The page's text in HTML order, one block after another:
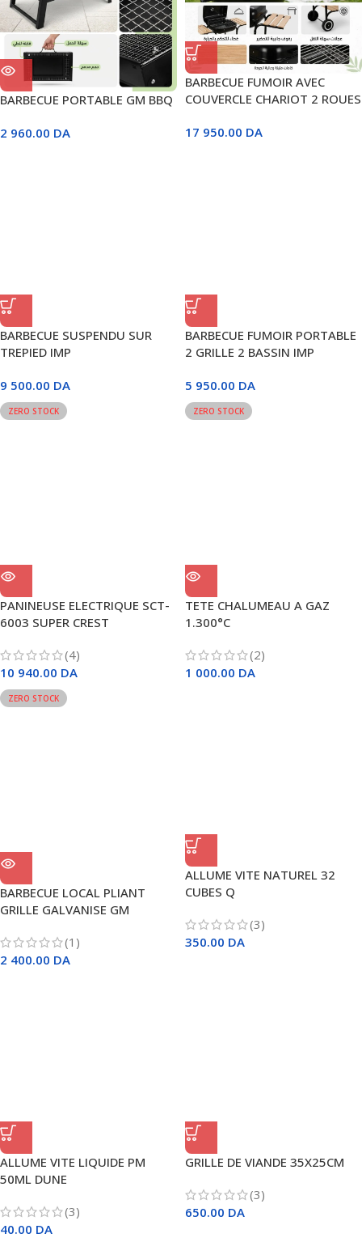
BARBECUE PORTABLE GM BBQ
2 960.00 DA
BARBECUE FUMOIR AVEC
COUVERCLE CHARIOT 2 ROUES
17 950.00 DA
BARBECUE SUSPENDU SUR
TREPIED IMP
9 500.00 DA
BARBECUE FUMOIR PORTABLE
2 GRILLE 2 BASSIN IMP
5 950.00 DA
ZERO STOCK
PANINEUSE ELECTRIQUE SCT-
6003 SUPER CREST
(4)
10 940.00 DA
ZERO STOCK
TETE CHALUMEAU A GAZ
1.300°C
(2)
1 000.00 DA
ZERO STOCK
BARBECUE LOCAL PLIANT
GRILLE GALVANISE GM
(1)
2 400.00 DA
ALLUME VITE NATUREL 32
CUBES Q
(3)
350.00 DA
ALLUME VITE LIQUIDE PM
50ML DUNE
(3)
40.00 DA
GRILLE DE VIANDE 35X25CM
(3)
650.00 DA